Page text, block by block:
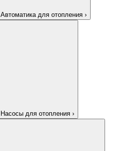
Автоматика для отопления ›
Насосы для отопления ›